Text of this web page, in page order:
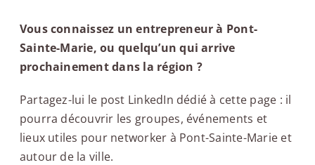
Vous connaissez un entrepreneur à Pont-
Sainte-Marie, ou quelqu’un qui arrive
prochainement dans la région ?
Partagez-lui le post LinkedIn dédié à cette page : il
pourra découvrir les groupes, événements et
lieux utiles pour networker à Pont-Sainte-Marie et
autour de la ville.